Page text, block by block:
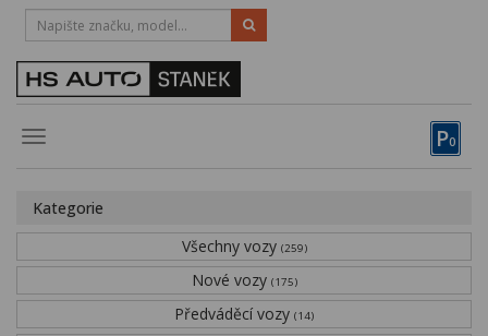
P0
Toggle
HOTLINE:
STRAKONICE-383 335 366
Obytné vozy
Kategorie
Všechny vozy (259)
Nové vozy (175)
Předváděcí vozy (14)